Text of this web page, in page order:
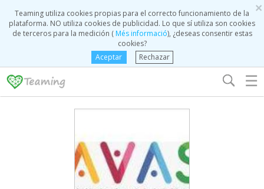
×
Teaming utiliza cookies propias para el correcto funcionamiento de la
plataforma. NO utiliza cookies de publicidad. Lo que sí utiliza son cookies
de terceros para la medición (Més informació), ¿deseas consentir estas
cookies?
Aceptar
Rechazar
☰